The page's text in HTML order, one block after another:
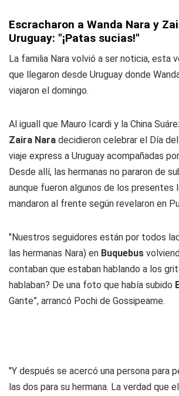
Escracharon a Wanda Nara y
Uruguay: "¡Patas sucias!"
La familia Nara volvió a ser noticia, esta
que llegaron desde Uruguay donde
viajaron el domingo.
Al iguall que Mauro Icardi y la China
Zaira Nara decidieron celebrar el Día
viaje express a Uruguay acompañadas por
Desde allí, las hermanas no pararon de
aunque fueron algunos de los presentes
mandaron al frente según revelaron en
"Nuestros seguidores están por todos
las hermanas Nara) en Buquebus
contaban que estaban hablando a los
hablaban? De una foto que había subido
Gante”, arrancó Pochi de Gossipeame.
"Y después se acercó una persona para
las dos para su hermana. La verdad que